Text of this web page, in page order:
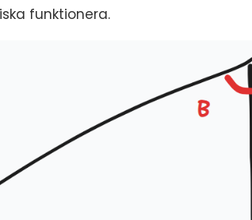
funktionera.